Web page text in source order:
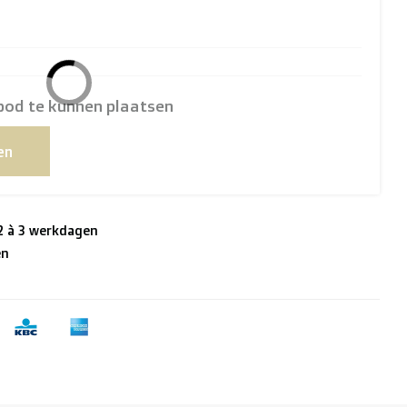
te kunnen plaatsen
à 3 werkdagen